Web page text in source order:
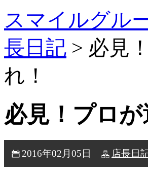
スマイルグル
長日記 > 必見
れ！
必見！プロ
2016年02月05日 店長日